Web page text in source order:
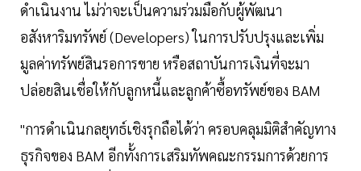
ดำเนินงาน ไม่ว่าจะเป็นความร่วมมือกับผู้พัฒนา
อสังหาริมทรัพย์ (Developers) ในการปรับปรุงและเพิ่ม
มูลค่าทรัพย์สินรอการขาย หรือสถาบันการเงินที่จะมา
ปล่อยสินเชื่อให้กับลูกหนี้และลูกค้าซื้อทรัพย์ของ BAM
"การดำเนินกลยุทธ์เชิงรุกถือได้ว่า ครอบคลุมมิติสำคัญทาง
ธุรกิจของ BAM อีกทั้งการเสริมทัพคณะกรรมการด้วยการ